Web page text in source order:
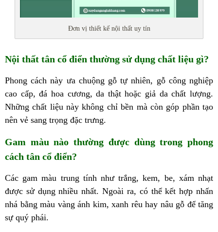
Đơn vị thiết kế nội thất uy tín
Nội thất tân cổ điển thường sử dụng chất liệu gì?
Phong cách này ưa chuộng gỗ tự nhiên, gỗ công nghiệp
cao cấp, đá hoa cương, da thật hoặc giả da chất lượng.
Những chất liệu này không chỉ bền mà còn góp phần tạo
nên vẻ sang trọng đặc trưng.
Gam màu nào thường được dùng trong phong
cách tân cổ điển?
Các gam màu trung tính như trắng, kem, be, xám nhạt
được sử dụng nhiều nhất. Ngoài ra, có thể kết hợp nhấn
nhá bằng màu vàng ánh kim, xanh rêu hay nâu gỗ để tăng
sự quý phái.